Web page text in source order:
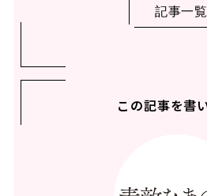
記事一覧
この記事を書